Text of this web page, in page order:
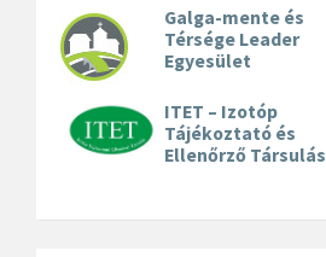
Galga-mente és
Térsége Leader
Egyesület
ITET – Izotóp
Tájékoztató és
Ellenőrző Társulás